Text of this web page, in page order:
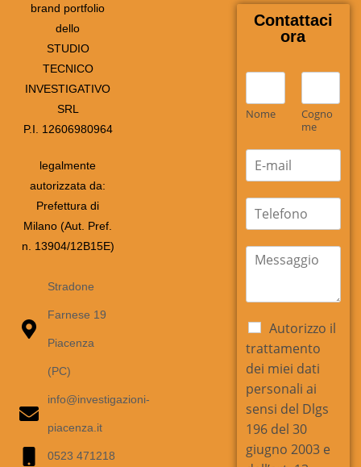
brand portfolio
dello
STUDIO
TECNICO
INVESTIGATIVO
SRL
P.I. 12606980964
legalmente
autorizzata da:
Prefettura di
Milano (Aut. Pref.
n. 13904/12B15E)
Stradone
Farnese 19
Piacenza
(PC)
info@investigazioni-
piacenza.it
0523 471218
Contattaci
ora
N
m
Nome
Cogno
me
E
m
it
e
n
o
m
s
a
g
g
i
o
*
C
a
s
e
l
l
e
d
i
Autorizzo il
trattamento
dei miei dati
personali ai
sensi del Dlgs
196 del 30
giugno 2003 e